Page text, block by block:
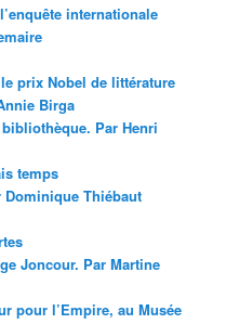
internationale
prix Nobel de littérature
Birga
Par Henri
temps
Dominique Thiébaut
Joncour. Par Martine
pour l’Empire, au Musée